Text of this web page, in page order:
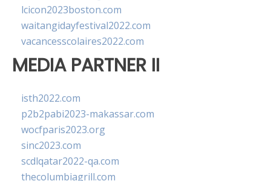
lcicon2023boston.com
waitangidayfestival2022.com
vacancesscolaires2022.com
MEDIA PARTNER II
isth2022.com
p2b2pabi2023-makassar.com
wocfparis2023.org
sinc2023.com
scdlqatar2022-qa.com
thecolumbiagrill.com